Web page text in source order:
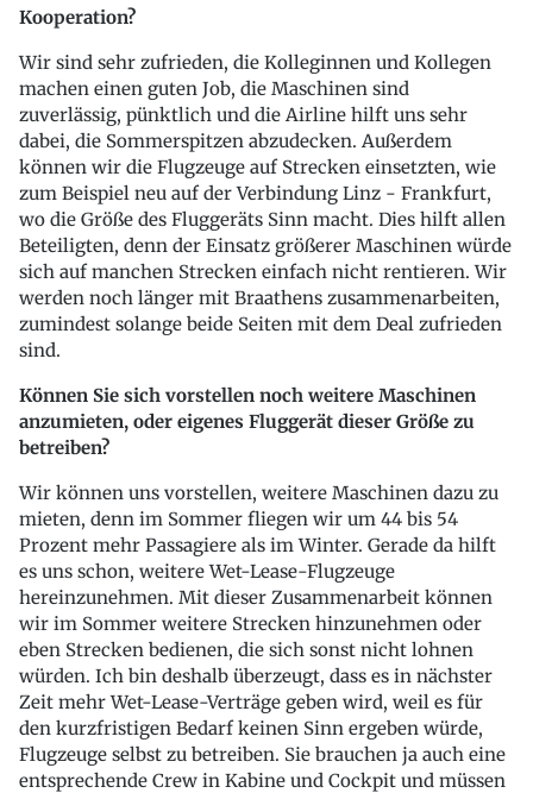
Kooperation?
Wir sind sehr zufrieden, die Kolleginnen und Kollegen
machen einen guten Job, die Maschinen sind
zuverlässig, pünktlich und die Airline hilft uns sehr
dabei, die Sommerspitzen abzudecken. Außerdem
können wir die Flugzeuge auf Strecken einsetzten, wie
zum Beispiel neu auf der Verbindung Linz - Frankfurt,
wo die Größe des Fluggeräts Sinn macht. Dies hilft allen
Beteiligten, denn der Einsatz größerer Maschinen würde
sich auf manchen Strecken einfach nicht rentieren. Wir
werden noch länger mit Braathens zusammenarbeiten,
zumindest solange beide Seiten mit dem Deal zufrieden
sind.
Können Sie sich vorstellen noch weitere Maschinen
anzumieten, oder eigenes Fluggerät dieser Größe zu
betreiben?
Wir können uns vorstellen, weitere Maschinen dazu zu
mieten, denn im Sommer fliegen wir um 44 bis 54
Prozent mehr Passagiere als im Winter. Gerade da hilft
es uns schon, weitere Wet-Lease-Flugzeuge
hereinzunehmen. Mit dieser Zusammenarbeit können
wir im Sommer weitere Strecken hinzunehmen oder
eben Strecken bedienen, die sich sonst nicht lohnen
würden. Ich bin deshalb überzeugt, dass es in nächster
Zeit mehr Wet-Lease-Verträge geben wird, weil es für
den kurzfristigen Bedarf keinen Sinn ergeben würde,
Flugzeuge selbst zu betreiben. Sie brauchen ja auch eine
entsprechende Crew in Kabine und Cockpit und müssen